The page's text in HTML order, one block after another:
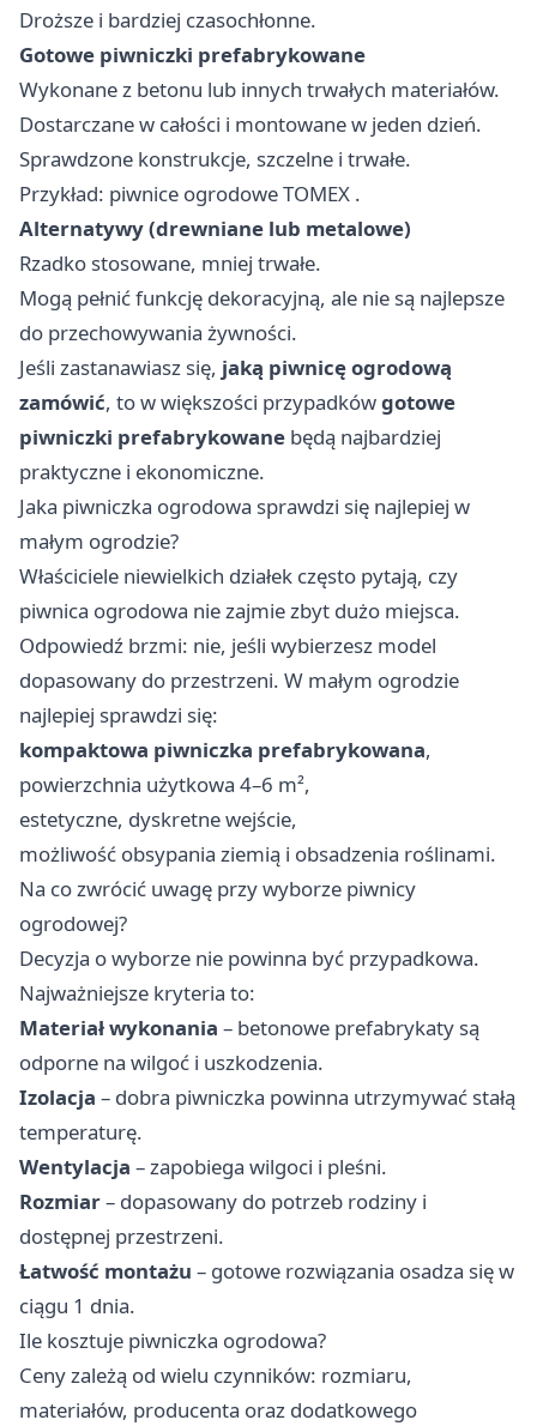
Droższe i bardziej czasochłonne.
Gotowe piwniczki prefabrykowane
Wykonane z betonu lub innych trwałych materiałów.
Dostarczane w całości i montowane w jeden dzień.
Sprawdzone konstrukcje, szczelne i trwałe.
Przykład: piwnice ogrodowe TOMEX .
Alternatywy (drewniane lub metalowe)
Rzadko stosowane, mniej trwałe.
Mogą pełnić funkcję dekoracyjną, ale nie są najlepsze
do przechowywania żywności.
Jeśli zastanawiasz się, jaką piwnicę ogrodową
zamówić, to w większości przypadkówgotowe
piwniczki prefabrykowane będą najbardziej
praktyczne i ekonomiczne.
Jaka piwniczka ogrodowa sprawdzi się najlepiej w
małym ogrodzie?
Właściciele niewielkich działek często pytają, czy
piwnica ogrodowa nie zajmie zbyt dużo miejsca.
Odpowiedź brzmi: nie, jeśli wybierzesz model
dopasowany do przestrzeni. W małym ogrodzie
najlepiej sprawdzi się:
kompaktowa piwniczka prefabrykowana,
powierzchnia użytkowa 4–6 m²,
estetyczne, dyskretne wejście,
możliwość obsypania ziemią i obsadzenia roślinami.
Na co zwrócić uwagę przy wyborze piwnicy
ogrodowej?
Decyzja o wyborze nie powinna być przypadkowa.
Najważniejsze kryteria to:
Materiał wykonania – betonowe prefabrykaty są
odporne na wilgoć i uszkodzenia.
Izolacja – dobra piwniczka powinna utrzymywać stałą
temperaturę.
Wentylacja – zapobiega wilgoci i pleśni.
Rozmiar– dopasowany do potrzeb rodziny i
dostępnej przestrzeni.
Łatwość montażu – gotowe rozwiązania osadza się w
ciągu 1 dnia.
Ile kosztuje piwniczka ogrodowa?
Ceny zależą od wielu czynników: rozmiaru,
materiałów, producenta oraz dodatkowego